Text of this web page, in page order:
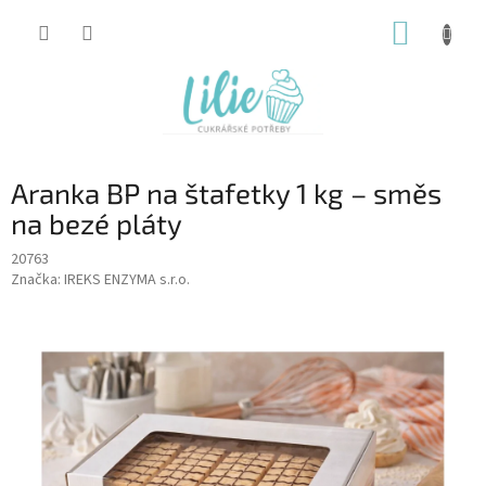
Aranka BP na štafetky 1 kg – směs
na bezé pláty
20763
Značka: IREKS ENZYMA s.r.o.